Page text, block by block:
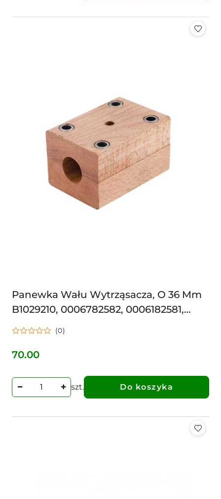
Panewka Wału Wytrząsacza, O 36 Mm
B1029210, 0006782582, 0006182581,
0006182582, JAG050021,
(0)
Cena:
70.00
szt. Do koszyka